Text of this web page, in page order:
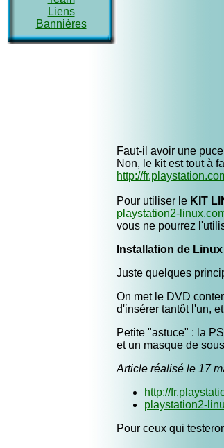
Liens
Bannières
Faut-il avoir une
Non, le kit est tout à
http://
Pour utiliser le KIT
playstation2-
vous ne pourrez
Installation de Linux
Juste quelques
On met le DVD
d'insérer tantôt l'un,
Petite "astuce" : la
et un masque de
Article réalisé le 17
http://
playstation2-
Pour ceux qui